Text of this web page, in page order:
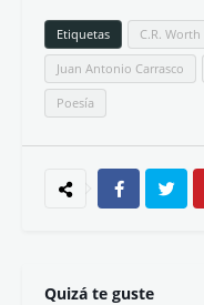
Etiquetas C.R. Worth
Juan Antonio Carrasco
Poesía
Quizá te guste